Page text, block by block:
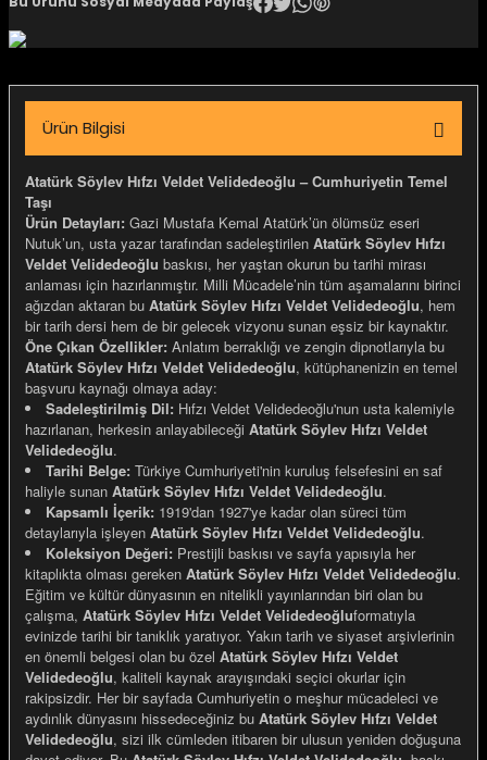
Gemiler
Ürün Bilgisi
Atatürk Söylev Hıfzı Veldet Velidedeoğlu – Cumhuriyetin Temel
Taşı
Ürün Detayları: Gazi Mustafa Kemal Atatürk’ün ölümsüz eseri
Nutuk’un, usta yazar tarafından sadeleştirilen Atatürk Söylev Hıfzı
Veldet Velidedeoğlu baskısı, her yaştan okurun bu tarihi mirası
anlaması için hazırlanmıştır. Milli Mücadele’nin tüm aşamalarını birinci
ağızdan aktaran bu Atatürk Söylev Hıfzı Veldet Velidedeoğlu, hem
bir tarih dersi hem de bir gelecek vizyonu sunan eşsiz bir kaynaktır.
Öne Çıkan Özellikler: Anlatım berraklığı ve zengin dipnotlarıyla bu
Atatürk Söylev Hıfzı Veldet Velidedeoğlu, kütüphanenizin en temel
başvuru kaynağı olmaya aday:
Sadeleştirilmiş Dil: Hıfzı Veldet Velidedeoğlu'nun usta kalemiyle
hazırlanan, herkesin anlayabileceği Atatürk Söylev Hıfzı Veldet
Velidedeoğlu.
Tarihi Belge: Türkiye Cumhuriyeti'nin kuruluş felsefesini en saf
haliyle sunan Atatürk Söylev Hıfzı Veldet Velidedeoğlu.
Kapsamlı İçerik: 1919'dan 1927'ye kadar olan süreci tüm
detaylarıyla işleyen Atatürk Söylev Hıfzı Veldet Velidedeoğlu.
Koleksiyon Değeri: Prestijli baskısı ve sayfa yapısıyla her
kitaplıkta olması gereken Atatürk Söylev Hıfzı Veldet Velidedeoğlu.
Eğitim ve kültür dünyasının en nitelikli yayınlarından biri olan bu
çalışma, Atatürk Söylev Hıfzı Veldet Velidedeoğluformatıyla
evinizde tarihi bir tanıklık yaratıyor. Yakın tarih ve siyaset arşivlerinin
en önemli belgesi olan bu özel Atatürk Söylev Hıfzı Veldet
Velidedeoğlu, kaliteli kaynak arayışındaki seçici okurlar için
rakipsizdir. Her bir sayfada Cumhuriyetin o meşhur mücadeleci ve
aydınlık dünyasını hissedeceğiniz bu Atatürk Söylev Hıfzı Veldet
Velidedeoğlu, sizi ilk cümleden itibaren bir ulusun yeniden doğuşuna